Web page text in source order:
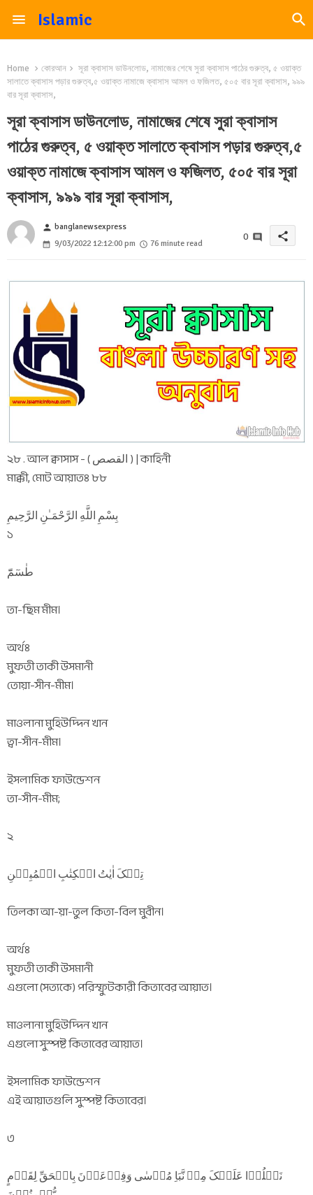
Islamic
Home কোরআন
সূরা ক্বাসাস ডাউনলোড, নামাজের শেষে সুরা ক্বাসাস পাঠের গুরুত্ব, ৫ ওয়াক্ত
সালাতে ক্বাসাস পড়ার গুরুত্ব,৫ ওয়াক্ত নামাজে ক্বাসাস আমল ও ফজিলত, ৫০৫ বার সূরা ক্বাসাস, ৯৯৯
বার সূরা ক্বাসাস,
সূরা ক্বাসাস ডাউনলোড, নামাজের শেষে সুরা ক্বাসাস
পাঠের গুরুত্ব, ৫ ওয়াক্ত সালাতে ক্বাসাস পড়ার গুরুত্ব,৫
ওয়াক্ত নামাজে ক্বাসাস আমল ও ফজিলত, ৫০৫ বার সূরা
ক্বাসাস, ৯৯৯ বার সূরা ক্বাসাস,
person banglanewsexpress
9/03/2022 12:12:00 pm
76 minute read
0 share
২৮ . আল ক্বাসাস - ( القصص ) | কাহিনী
মাক্কী, মোট আয়াতঃ ৮৮
بِسْمِ اللَّهِ الرَّحْمَـٰنِ الرَّحِيمِ
১
طٰسٓمّٓ
তা-ছিম মীম।
অর্থঃ
মুফতী তাকী উসমানী
তোয়া-সীন-মীম।
মাওলানা মুহিউদ্দিন খান
ত্বা-সীন-মীম।
ইসলামিক ফাউন্ডেশন
তা-সীন-মীম;
২
تِلۡکَ اٰیٰتُ الۡکِتٰبِ الۡمُبِیۡنِ
তিলকা আ-য়া-তুল কিতা-বিল মুবীন।
অর্থঃ
মুফতী তাকী উসমানী
এগুলো (সত্যকে) পরিস্ফুটকারী কিতাবের আয়াত।
মাওলানা মুহিউদ্দিন খান
এগুলো সুস্পষ্ট কিতাবের আয়াত।
ইসলামিক ফাউন্ডেশন
এই আয়াতগুলি সুস্পষ্ট কিতাবের।
৩
نَتۡلُوۡا عَلَیۡکَ مِنۡ نَّبَاِ مُوۡسٰی وَفِرۡعَوۡنَ بِالۡحَقِّ لِقَوۡمٍ